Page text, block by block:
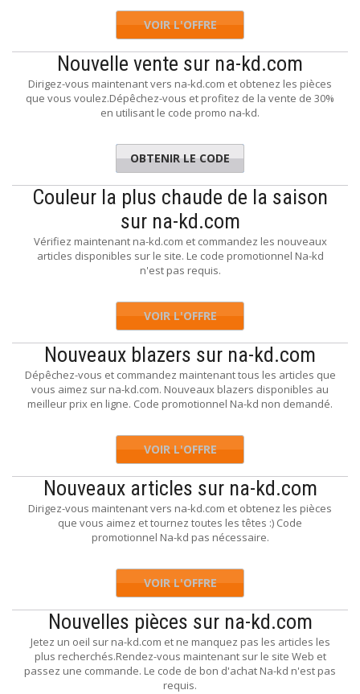
VOIR L'OFFRE
Nouvelle vente sur na-kd.com
Dirigez-vous maintenant vers na-kd.com et obtenez les pièces
que vous voulez.Dépêchez-vous et profitez de la vente de 30%
en utilisant le code promo na-kd.
PARTY
OBTENIR LE CODE
Couleur la plus chaude de la saison
sur na-kd.com
Vérifiez maintenant na-kd.com et commandez les nouveaux
articles disponibles sur le site. Le code promotionnel Na-kd
n'est pas requis.
VOIR L'OFFRE
Nouveaux blazers sur na-kd.com
Dépêchez-vous et commandez maintenant tous les articles que
vous aimez sur na-kd.com. Nouveaux blazers disponibles au
meilleur prix en ligne. Code promotionnel Na-kd non demandé.
VOIR L'OFFRE
Nouveaux articles sur na-kd.com
Dirigez-vous maintenant vers na-kd.com et obtenez les pièces
que vous aimez et tournez toutes les têtes :) Code
promotionnel Na-kd pas nécessaire.
VOIR L'OFFRE
Nouvelles pièces sur na-kd.com
Jetez un oeil sur na-kd.com et ne manquez pas les articles les
plus recherchés.Rendez-vous maintenant sur le site Web et
passez une commande. Le code de bon d'achat Na-kd n'est pas
requis.